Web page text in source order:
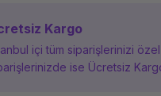
Kargo
içi tüm siparişlerinizi özel
ise Ücretsiz